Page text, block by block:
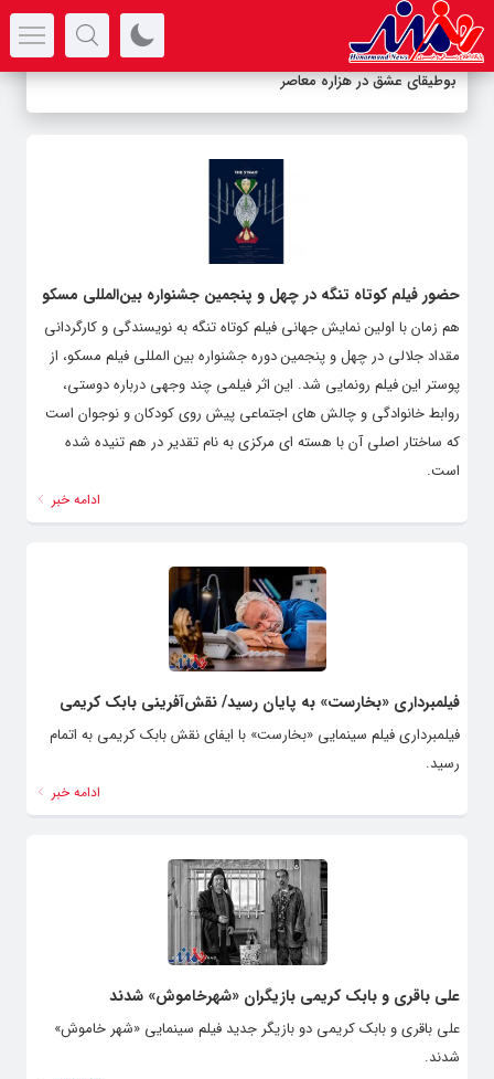
بوطیقای عشق در هزاره معاصر
حضور فیلم کوتاه تنگه در چهل و پنجمین جشنواره بین‌المللی مسکو
هم زمان با اولین نمایش جهانی فیلم کوتاه تنگه به نویسندگی و کارگردانی
مقداد جلالی در چهل و پنجمين دوره جشنواره بین المللی فیلم مسکو، از
پوستر این فیلم رونمایی شد. این اثر فیلمی چند وجهی درباره دوستی،
روابط خانوادگی و چالش های اجتماعی پیش روی کودکان و نوجوان است
که ساختار اصلی آن با هسته ای مرکزی به نام تقدير در هم تنیده شده
است.
ادامه خبر
فیلمبرداری «بخارست» به پایان رسید/ نقش‌آفرینی بابک کریمی
فیلمبرداری فیلم سینمایی «بخارست» با ایفای نقش بابک کریمی به اتمام
رسید.
ادامه خبر
علی باقری و بابک کریمی بازیگران «شهرخاموش» شدند
علی باقری و بابک کریمی دو بازیگر جدید فیلم سینمایی «شهر خاموش»
شدند.